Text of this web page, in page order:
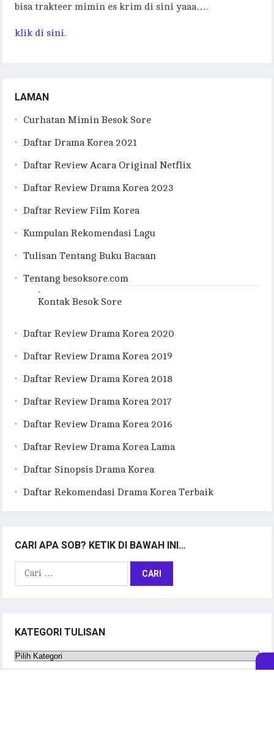
bisa trakteer mimin es krim di sini yaaa….
klik di sini.
LAMAN
Curhatan Mimin Besok Sore
Daftar Drama Korea 2021
Daftar Review Acara Original Netflix
Daftar Review Drama Korea 2023
Daftar Review Film Korea
Kumpulan Rekomendasi Lagu
Tulisan Tentang Buku Bacaan
Tentang besoksore.com
Kontak Besok Sore
Daftar Review Drama Korea 2020
Daftar Review Drama Korea 2019
Daftar Review Drama Korea 2018
Daftar Review Drama Korea 2017
Daftar Review Drama Korea 2016
Daftar Review Drama Korea Lama
Daftar Sinopsis Drama Korea
Daftar Rekomendasi Drama Korea Terbaik
CARI APA SOB? KETIK DI BAWAH INI…
Cari
KATEGORI TULISAN
Kategori